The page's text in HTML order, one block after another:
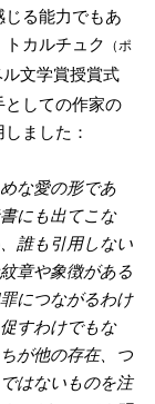
る能力でもあ
カルチュク （ポ
ル文学賞授賞式
しての作家の
ました：
な愛の形であ
にも出てこな
誰も引用しない
章や象徴がある
につながるわけ
すわけでもな
が他の存在、つ
はないものを注